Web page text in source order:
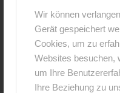
Wir können
Gerät gespeichert
Cookies, um zu
Websites besuchen,
um Ihre
Ihre Beziehung zu
21. August 2015 / 0